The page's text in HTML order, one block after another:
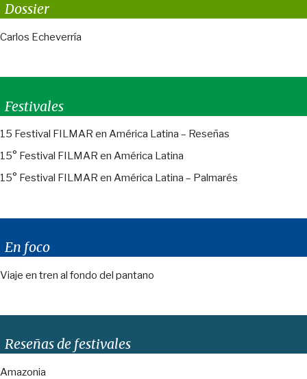
Dossier
Carlos Echeverría
Festivales
15 Festival FILMAR en América Latina – Reseñas
15° Festival FILMAR en América Latina
15° Festival FILMAR en América Latina – Palmarés
En foco
Viaje en tren al fondo del pantano
Reseñas de festivales
Amazonia